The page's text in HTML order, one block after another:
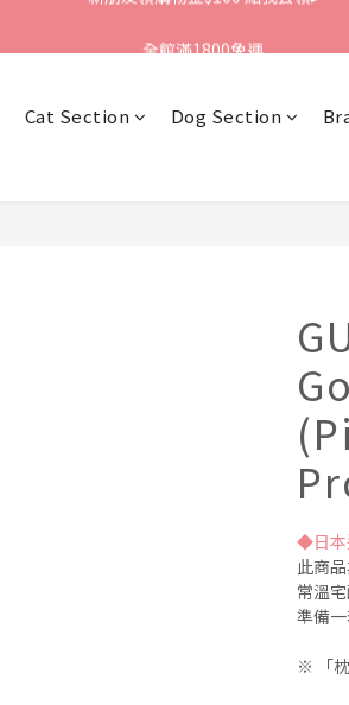
Cat Section Dog Section
◆日本
此商
常溫
準備
※ 「枕